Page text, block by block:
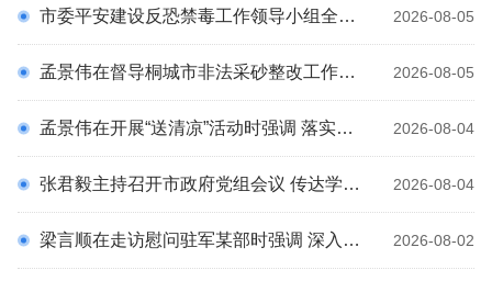
2026-08-05
市委平安建设反恐禁毒工作领导小组全体会议强调 直面问题 攻坚克难 加快建设更高水平平安安庆 孟景伟主持 张君毅周东明花家红廖强出席
2026-08-05
孟景伟在督导桐城市非法采砂整改工作时强调 牢记“国之大者” 严守底线红线 以最严监管最严措施最严纪律推动问题改彻底改到位 张君毅参加
2026-08-04
孟景伟在开展“送清凉”活动时强调 落实落细防暑降温措施 用心用情关爱一线劳动者
2026-08-04
张君毅主持召开市政府党组会议 传达学习7月30日中央政治局会议精神等
2026-08-02
梁言顺在走访慰问驻军某部时强调 深入贯彻习近平强军思想 共同续写爱我人民爱我军的时代新篇